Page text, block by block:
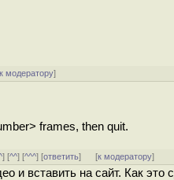
к модератору]
frames, then quit.
] [^^] [^^^] [ответить] [к модератору]
и вставить на сайт. Как это